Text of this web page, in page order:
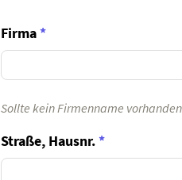
Firma*
Sollte kein Firmenname
Straße, Hausnr.*